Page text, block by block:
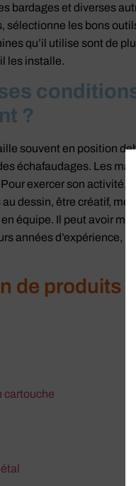
bardages et diverses
sélectionne les bons
qu’il utilise sont de
les installe.
?
souvent en position
échafaudages. Les
exercer son activité, il
dessin, être créatif,
équipe. Il peut avoir
années d’expérience, il
de produits
cartouche